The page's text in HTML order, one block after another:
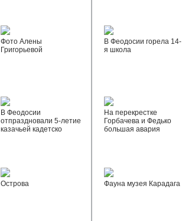
Фото Алены
Григорьевой
В Феодосии
отпраздновали 5-летие
казачьей кадетско
Острова
В Феодосии горела 14-
я школа
На перекрестке
Горбачева и Федько
большая авария
Фауна музея Карадага